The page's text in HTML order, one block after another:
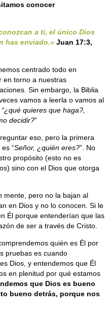
conocer
a ti, el único Dios
has enviado.» Juan 17:3,
centrado todo en
en torno a nuestras
Sin embargo, la Biblia
vamos a leerla o vamos al
“¿qué quieres que haga?,
decidir?”
eso, pero la primera
“Señor, ¿quién eres?”. No
propósito (esto no es
sino con el Dios que otorga
mente, pero no la bajan al
en Dios y no lo conocen. Si le
Él porque entenderían que las
de ser a través de Cristo.
quién es Él por
pruebas es cuando
Dios, y entendemos que Él
en plenitud por qué estamos
que Dios es bueno
bueno detrás, porque nos